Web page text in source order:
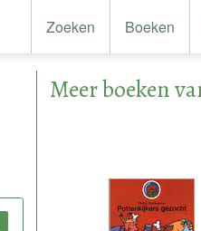
Zoeken Boeken
Meer boeken